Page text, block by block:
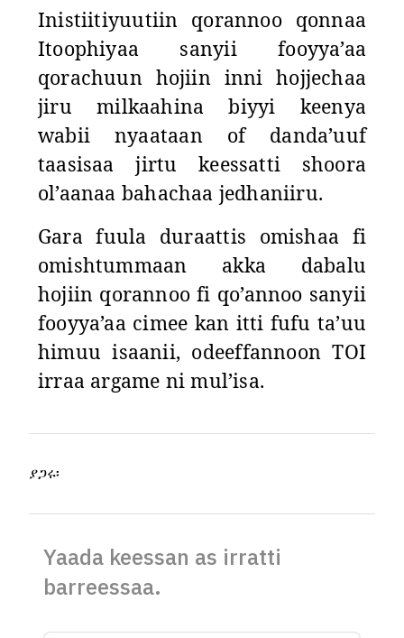
Inistiitiyuutiin qorannoo qonnaa
Itoophiyaa sanyii fooyya’aa
qorachuun hojiin inni hojjechaa
jiru milkaahina biyyi keenya
wabii nyaataan of danda’uuf
taasisaa jirtu keessatti shoora
ol’aanaa bahachaa jedhaniiru.
Gara fuula duraattis omishaa fi
omishtummaan akka dabalu
hojiin qorannoo fi qo’annoo sanyii
fooyya’aa cimee kan itti fufu ta’uu
himuu isaanii, odeeffannoon TOI
irraa argame ni mul’isa.
ያጋሩ፡
Yaada keessan as irratti
barreessaa.